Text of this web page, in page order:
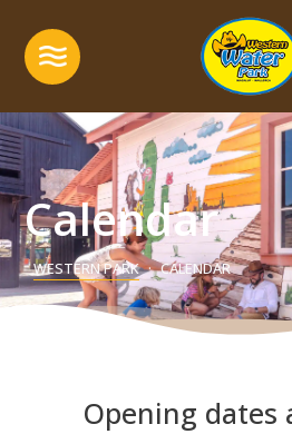
Calendar
WESTERN PARK CALENDAR
Opening dates